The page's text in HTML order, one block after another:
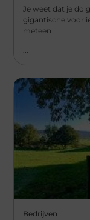
Je weet dat je
gigantische
meteen
...
Bedrijven